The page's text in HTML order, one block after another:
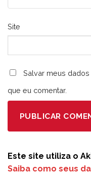
Site
Salvar meus
que eu comentar.
Este site utiliza o
Saiba como seus